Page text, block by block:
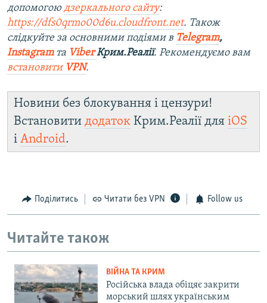
допомогою дзеркального сайту:
https://dfs0qrmo00d6u.cloudfront.net. Також
слідкуйте за основними подіями в Telegram,
Instagramта ViberКрим.Реалії. Рекомендуємо вам
встановити VPN.
Новини без блокування і цензури!
Встановити додаток Крим.Реалії для iOS
і Android.
Поділитись Читати без VPN Follow us
Читайте також
ВІЙНА ТА КРИМ
Російська влада обіцяє закрити
морський шлях українським